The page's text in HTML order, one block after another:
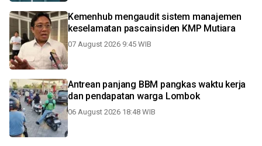
Kemenhub mengaudit sistem manajemen
keselamatan pascainsiden KMP Mutiara
07 August 2026 9:45 WIB
Antrean panjang BBM pangkas waktu kerja
dan pendapatan warga Lombok
06 August 2026 18:48 WIB